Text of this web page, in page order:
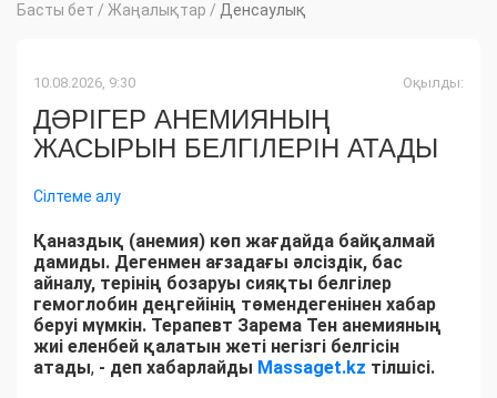
Басты бет / Жаңалықтар / Денсаулық
10.08.2026, 9:30 Оқылды:
ДӘРІГЕР АНЕМИЯНЫҢ
ЖАСЫРЫН БЕЛГІЛЕРІН АТАДЫ
Сілтеме алу
Қаназдық (анемия) көп жағдайда байқалмай
дамиды. Дегенмен ағзадағы әлсіздік, бас
айналу, терінің бозаруы сияқты белгілер
гемоглобин деңгейінің төмендегенінен хабар
беруі мүмкін. Терапевт Зарема Тен анемияның
жиі еленбей қалатын жеті негізгі белгісін
атады, - деп хабарлайды Massaget.kz тілшісі.